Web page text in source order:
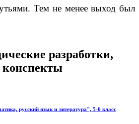
Тем не менее выход был
разработки,
конспекты
русский язык и литература", 5-6 класс